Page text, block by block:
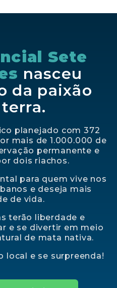
Sete
nasceu
da paixão
planejado com 372
mais de 1.000.000 de
permanente e
dois riachos.
para quem vive nos
e deseja mais
de vida.
terão liberdade e
e se divertir em meio
de mata nativa.
local e se surpreenda!